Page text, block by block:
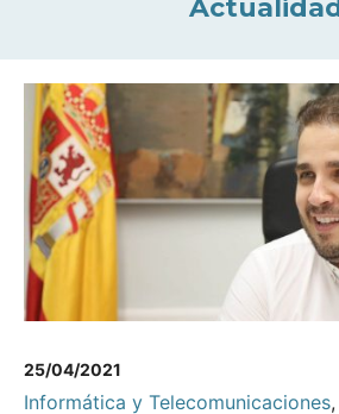
Actualidad
25/04/2021
Informática y Telecomunicaciones,